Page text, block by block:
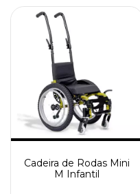
Cadeira de Rodas Mini
M Infantil